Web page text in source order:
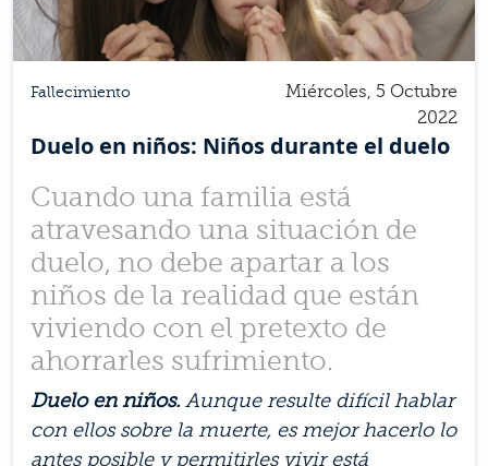
Fallecimiento
Miércoles, 5 Octubre
2022
Duelo en niños: Niños durante el duelo
Cuando una familia está
atravesando una situación de
duelo, no debe apartar a los
niños de la realidad que están
viviendo con el pretexto de
ahorrarles sufrimiento.
Duelo en niños. Aunque resulte difícil hablar
con ellos sobre la muerte, es mejor hacerlo lo
antes posible y permitirles vivir está